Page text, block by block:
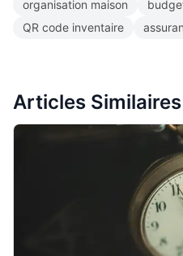
organisation maison
QR code inventaire
Articles Similaires